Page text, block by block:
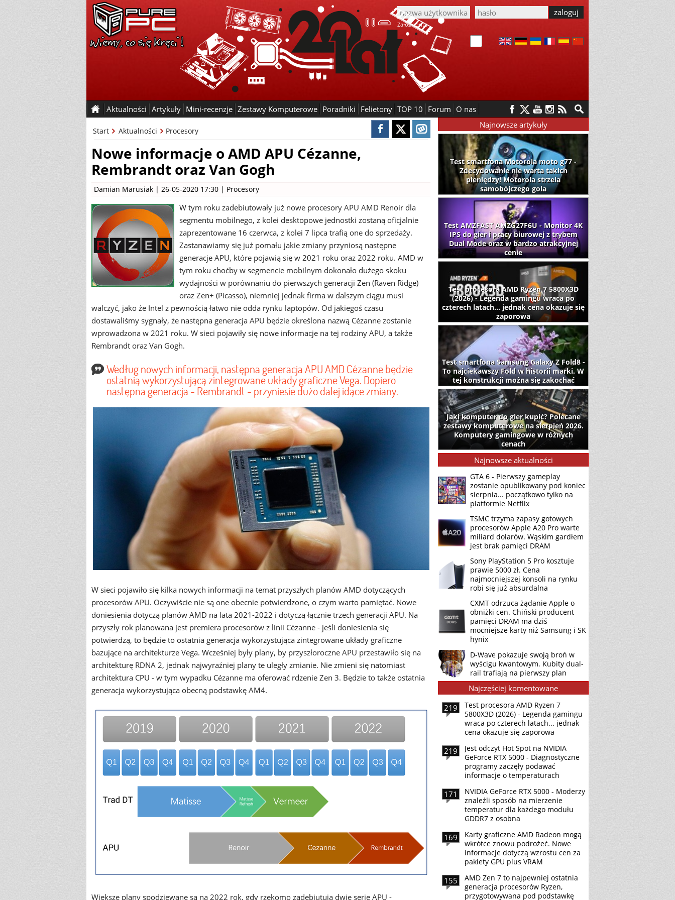
Załóż konto
Aktualności Artykuły Mini-recenzje Zestawy Komputerowe Poradniki Felietony TOP 10 Forum O nas
Start Aktualności Procesory
Nowe informacje o AMD APU Cézanne,
Rembrandt oraz Van Gogh
Damian Marusiak | 26-05-2020 17:30 | Procesory
W tym roku zadebiutowały już nowe procesory APU AMD Renoir dla
segmentu mobilnego, z kolei desktopowe jednostki zostaną oficjalnie
zaprezentowane 16 czerwca, z kolei 7 lipca trafią one do sprzedaży.
Zastanawiamy się już pomału jakie zmiany przyniosą następne
generacje APU, które pojawią się w 2021 roku oraz 2022 roku. AMD w
tym roku choćby w segmencie mobilnym dokonało dużego skoku
wydajności w porównaniu do pierwszych generacji Zen (Raven Ridge)
oraz Zen+ (Picasso), niemniej jednak firma w dalszym ciągu musi
walczyć, jako że Intel z pewnością łatwo nie odda rynku laptopów. Od jakiegoś czasu
dostawaliśmy sygnały, że następna generacja APU będzie określona nazwą Cézanne zostanie
wprowadzona w 2021 roku. W sieci pojawiły się nowe informacje na tej rodziny APU, a także
Rembrandt oraz Van Gogh.
Według nowych informacji, następna generacja APU AMD Cézanne będzie
ostatnią wykorzystującą zintegrowane układy graficzne Vega. Dopiero
następna generacja - Rembrandt - przyniesie dużo dalej idące zmiany.
W sieci pojawiło się kilka nowych informacji na temat przyszłych planów AMD dotyczących
procesorów APU. Oczywiście nie są one obecnie potwierdzone, o czym warto pamiętać. Nowe
doniesienia dotyczą planów AMD na lata 2021-2022 i dotyczą łącznie trzech generacji APU. Na
przyszły rok planowana jest premiera procesorów z linii Cézanne - jeśli doniesienia się
potwierdzą, to będzie to ostatnia generacja wykorzystująca zintegrowane układy graficzne
bazujące na architekturze Vega. Wcześniej były plany, by przyszłoroczne APU przestawiło się na
architekturę RDNA 2, jednak najwyraźniej plany te uległy zmianie. Nie zmieni się natomiast
architektura CPU - w tym wypadku Cézanne ma oferować rdzenie Zen 3. Będzie to także ostatnia
generacja wykorzystująca obecną podstawkę AM4.
Większe plany spodziewane są na 2022 rok, gdy rzekomo zadebiutują dwie serie APU -
Najnowsze artykuły
Test smartfona Motorola moto g77 -
Zdecydowanie nie warta takich
pieniędzy! Motorola strzela
samobójczego gola
Test AMZFAST AMZG27F6U - Monitor 4K
IPS do gier i pracy biurowej z trybem
Dual Mode oraz w bardzo atrakcyjnej
cenie
Test procesora AMD Ryzen 7 5800X3D
(2026) - Legenda gamingu wraca po
czterech latach... jednak cena okazuje się
zaporowa
Test smartfona Samsung Galaxy Z Fold8 -
To najciekawszy Fold w historii marki. W
tej konstrukcji można się zakochać
Jaki komputer do gier kupić? Polecane
zestawy komputerowe na sierpień 2026.
Komputery gamingowe w różnych
cenach
Najnowsze aktualności
GTA 6 - Pierwszy gameplay
zostanie opublikowany pod koniec
sierpnia... początkowo tylko na
platformie Netflix
TSMC trzyma zapasy gotowych
procesorów Apple A20 Pro warte
miliard dolarów. Wąskim gardłem
jest brak pamięci DRAM
Sony PlayStation 5 Pro kosztuje
prawie 5000 zł. Cena
najmocniejszej konsoli na rynku
robi się już absurdalna
CXMT odrzuca żądanie Apple o
obniżki cen. Chiński producent
pamięci DRAM ma dziś
mocniejsze karty niż Samsung i SK
hynix
D-Wave pokazuje swoją broń w
wyścigu kwantowym. Kubity dual-
rail trafiają na pierwszy plan
Najczęściej komentowane
219
Test procesora AMD Ryzen 7
5800X3D (2026) - Legenda gamingu
wraca po czterech latach... jednak
cena okazuje się zaporowa
219
Jest odczyt Hot Spot na NVIDIA
GeForce RTX 5000 - Diagnostyczne
programy zaczęły podawać
informacje o temperaturach
171
NVIDIA GeForce RTX 5000 - Moderzy
znaleźli sposób na mierzenie
temperatur dla każdego modułu
GDDR7 z osobna
169
Karty graficzne AMD Radeon mogą
wkrótce znowu podrożeć. Nowe
informacje dotyczą wzrostu cen za
pakiety GPU plus VRAM
155
AMD Zen 7 to najpewniej ostatnia
generacja procesorów Ryzen,
przygotowywana pod podstawkę